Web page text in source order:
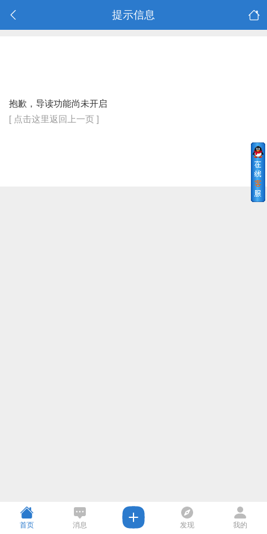
提示信息
抱歉，导读功能尚未开启
[ 点击这里返回上一页 ]
首页 消息 发现 我的